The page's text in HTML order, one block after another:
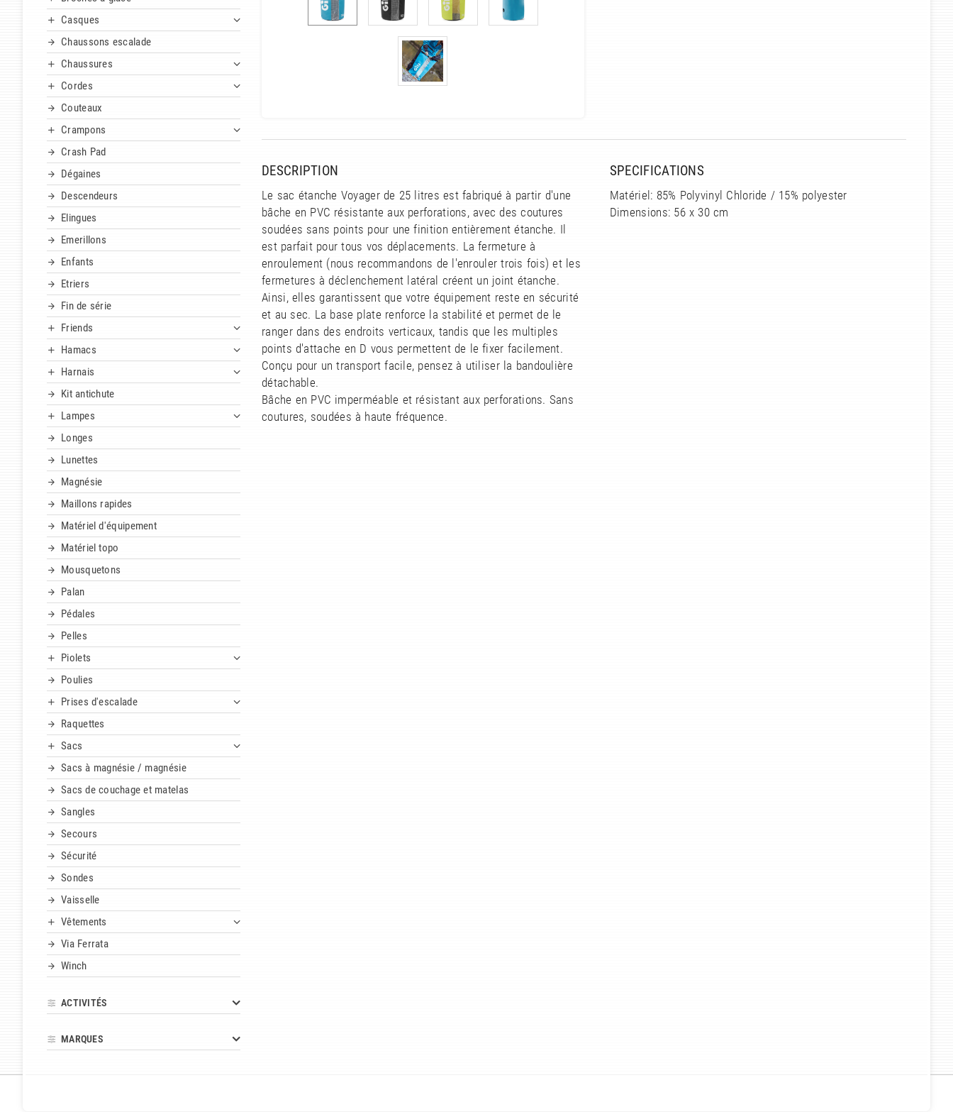
Casques
Chaussons escalade
Chaussures
Cordes
Couteaux
Crampons
Crash Pad
Dégaines
Descendeurs
Elingues
Emerillons
Enfants
Etriers
Fin de série
Friends
Hamacs
Harnais
Kit antichute
Lampes
Longes
Lunettes
Magnésie
Maillons rapides
Matériel d'équipement
Matériel topo
Mousquetons
Palan
Pédales
Pelles
Piolets
Poulies
Prises d'escalade
Raquettes
Sacs
Sacs à magnésie / magnésie
Sacs de couchage et matelas
Sangles
Secours
Sécurité
Sondes
Vaisselle
Vêtements
Via Ferrata
Winch
ACTIVITÉS
MARQUES
DESCRIPTION
Le sac étanche Voyager de 25 litres est fabriqué à partir d'une
bâche en PVC résistante aux perforations, avec des coutures
soudées sans points pour une finition entièrement étanche. Il
est parfait pour tous vos déplacements. La fermeture à
enroulement (nous recommandons de l'enrouler trois fois) et les
fermetures à déclenchement latéral créent un joint étanche.
Ainsi, elles garantissent que votre équipement reste en sécurité
et au sec. La base plate renforce la stabilité et permet de le
ranger dans des endroits verticaux, tandis que les multiples
points d'attache en D vous permettent de le fixer facilement.
Conçu pour un transport facile, pensez à utiliser la bandoulière
détachable.
Bâche en PVC imperméable et résistant aux perforations. Sans
coutures, soudées à haute fréquence.
SPECIFICATIONS
Matériel: 85% Polyvinyl Chloride / 15% polyester
Dimensions: 56 x 30 cm